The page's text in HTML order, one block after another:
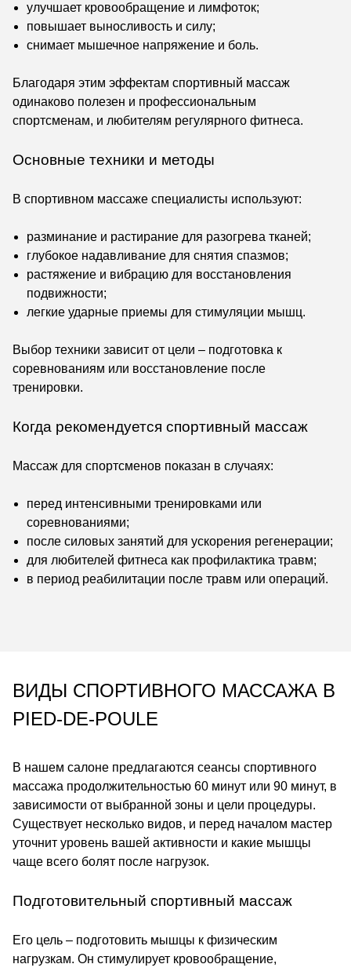
улучшает кровообращение и лимфоток;
повышает выносливость и силу;
снимает мышечное напряжение и боль.
Благодаря этим эффектам спортивный массаж
одинаково полезен и профессиональным
спортсменам, и любителям регулярного фитнеса.
Основные техники и методы
В спортивном массаже специалисты используют:
разминание и растирание для разогрева тканей;
глубокое надавливание для снятия спазмов;
растяжение и вибрацию для восстановления
подвижности;
легкие ударные приемы для стимуляции мышц.
Выбор техники зависит от цели – подготовка к
соревнованиям или восстановление после
тренировки.
Когда рекомендуется спортивный массаж
Массаж для спортсменов показан в случаях:
перед интенсивными тренировками или
соревнованиями;
после силовых занятий для ускорения регенерации;
для любителей фитнеса как профилактика травм;
в период реабилитации после травм или операций.
ВИДЫ СПОРТИВНОГО МАССАЖА В
PIED-DE-POULE
В нашем салоне предлагаются сеансы спортивного
массажа продолжительностью 60 минут или 90 минут, в
зависимости от выбранной зоны и цели процедуры.
Существует несколько видов, и перед началом мастер
уточнит уровень вашей активности и какие мышцы
чаще всего болят после нагрузок.
Подготовительный спортивный массаж
Его цель – подготовить мышцы к физическим
нагрузкам. Он стимулирует кровообращение,